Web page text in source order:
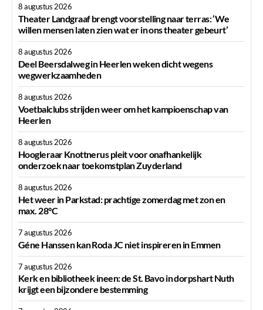
8 augustus 2026
Theater Landgraaf brengt voorstelling naar terras: ‘We
willen mensen laten zien wat er in ons theater gebeurt’
8 augustus 2026
Deel Beersdalweg in Heerlen weken dicht wegens
wegwerkzaamheden
8 augustus 2026
Voetbalclubs strijden weer om het kampioenschap van
Heerlen
8 augustus 2026
Hoogleraar Knottnerus pleit voor onafhankelijk
onderzoek naar toekomstplan Zuyderland
8 augustus 2026
Het weer in Parkstad: prachtige zomerdag met zon en
max. 28°C
7 augustus 2026
Géne Hanssen kan Roda JC niet inspireren in Emmen
7 augustus 2026
Kerk en bibliotheek ineen: de St. Bavo in dorpshart Nuth
krijgt een bijzondere bestemming